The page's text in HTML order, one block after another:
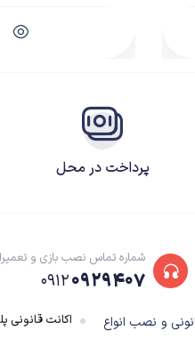
پرداخت در محل
شماره تماس نصب بازی و
۰۹۱۲۰۹۲۹۴۰۷
های قانونی و نصب انواع
اکانت قانونی